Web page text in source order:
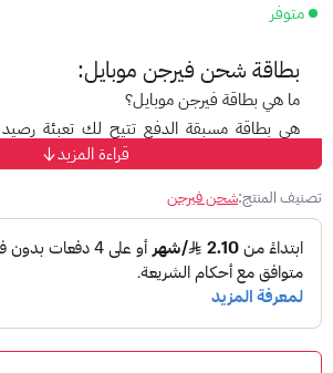
متوفر
بطاقة شحن فيرجن موبايل:
ما هي بطاقة فيرجن موبايل؟
هي بطاقة مسبقة الدفع تتيح لك تعبئة
البطاقات بفئات مختلفة تناسب احتياجاتك،
الرصيد في المكالمات المحلية والدولية، الرسائل
إلى رقم آخر.
مميزات بطاقات فيرجن موبايل:
سهولة الشحن
تنوع الفئات
إمكانية استخدام الرصيد في مختلف الخدمات
قراءة المزيد
تصنيف المنتج:شحن فيرجن